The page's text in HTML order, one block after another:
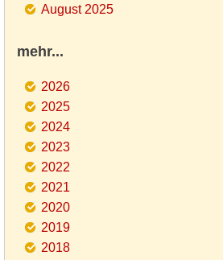
August 2025
mehr...
2026
2025
2024
2023
2022
2021
2020
2019
2018